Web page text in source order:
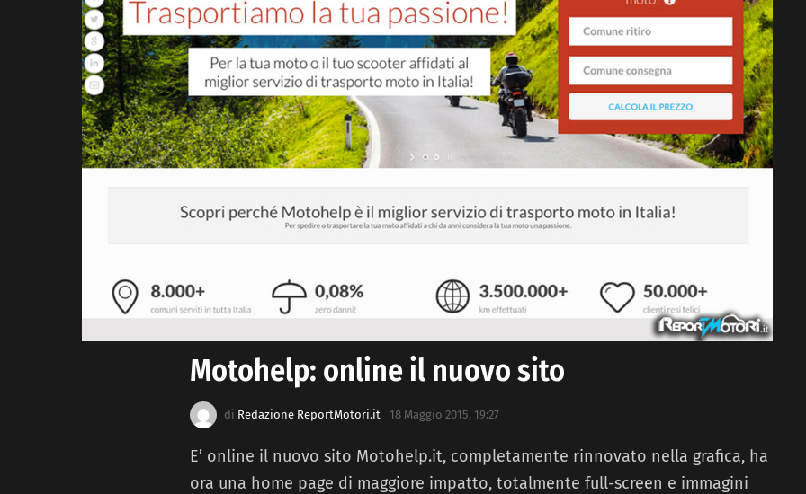
Motohelp: online il nuovo sito
di Redazione ReportMotori.it 18 Maggio 2015, 19:27
E’ online il nuovo sito Motohelp.it, completamente rinnovato nella grafica, ha
ora una home page di maggiore impatto, totalmente full-screen e immagini